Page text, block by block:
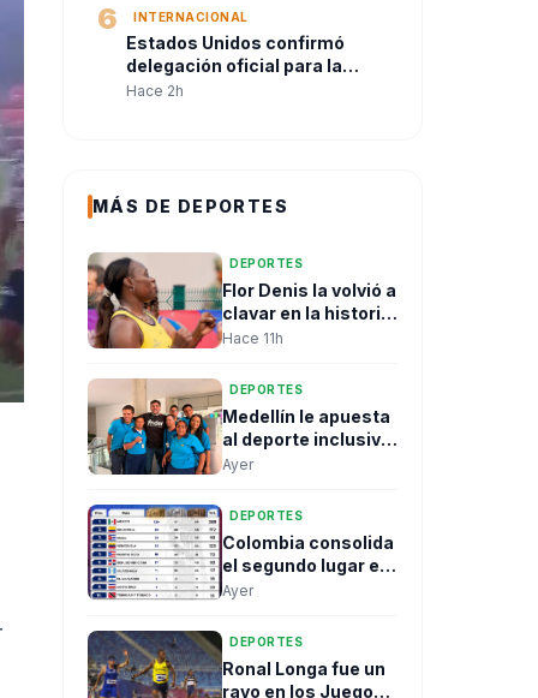
6 INTERNACIONAL
Estados Unidos confirmó
delegación oficial para la
posesión de Abelardo De La
Hace 2h
MÁS DE DEPORTES
DEPORTES
Flor Denis la volvió a
clavar en la historia
de los Juegos
Hace 11h
DEPORTES
Medellín le apuesta
al deporte inclusivo
con la Copa Valores
Ayer
DEPORTES
Colombia consolida
el segundo lugar en
los Juegos
y del Caribe con
histórica actuación
de Ronal Longa
Ayer
DEPORTES
Ronal Longa fue un
rayo en los Juegos